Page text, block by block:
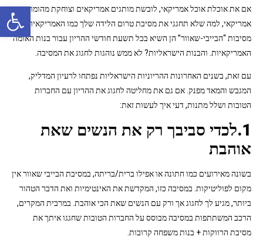
פתח סרגל נגישותאם את אוכלת אוכל אמריקאי, לובשת מותגים אמריקאים וצוחקת מהומור
אמריקאי, למה שלא תחגגי את מסיבת טרום הלידה שלך כמו האמריקאיות?
מסיבות “הבייבי-שאוור” הן השיא בכל תשעת חודשי ההריון עבור בנות האומה
האמריקאיות. והבנות הישראליות? לא ממש נוהגות לחגוג את המסיבה.
עם זאת, בשנים האחרונות ההריוניות הישראליות נפתחו לרעיון המדליק,
המגבש והמאד מפנק. אם גם את מחליטה לחגוג את ההריון עם החברות
הטובות ושלל מתנות, דעי איך לעשות זאת:
1.לכדי סביבך רק את הנשים שאת
אוהבת
בשונה מאירועים כמו חתונה או אפילו ברית/בריתה, במסיבת הבייבי שאוור אין
מקום לפוליטיקות. במסיבה כזו, המקדשת את האינטימיות ואת הדבר הטהור
ביותר, מגיע לך לחגוג אך ורק עם הנשים שאת הכי אוהבת. במרבית המקרים,
הרכב המשתתפות במסיבה מבוסס על החברות הטובות שחגגו איתך את
מסיבת הרווקות + בנות משפחה קרובות.